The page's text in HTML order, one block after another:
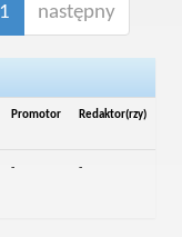
1 następny
Promotor Redaktor(rzy)
- -